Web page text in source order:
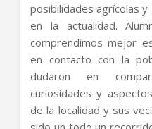
posibilidades agrícolas
en la actualidad.
comprendimos mejor
en contacto con la
dudaron en
curiosidades y
de la localidad y sus